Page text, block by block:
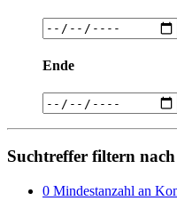
Ende
Suchtreffer filtern
0 Mindestanzahl an